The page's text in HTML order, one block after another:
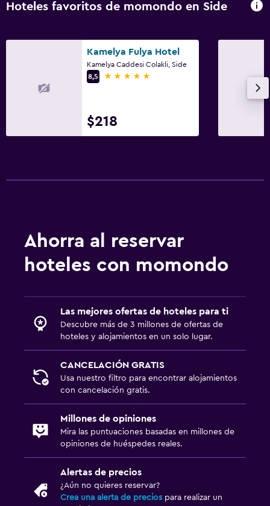
Hoteles favoritos de momondo en Side
Kamelya Fulya Hotel
Kamelya Caddesi Colakli, Side
8,5
5 estrellas
$218
Ahorra al reservar
hoteles con momondo
Las mejores ofertas de hoteles para ti
Descubre más de 3 millones de ofertas de
hoteles y alojamientos en un solo lugar.
CANCELACIÓN GRATIS
Usa nuestro filtro para encontrar alojamientos
con cancelación gratis.
Millones de opiniones
Mira las puntuaciones basadas en millones de
opiniones de huéspedes reales.
Alertas de precios
¿Aún no quieres reservar?
Crea una alerta de precios para realizar un